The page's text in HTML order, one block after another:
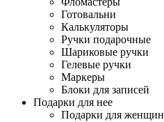
Готовальни
Калькуляторы
Ручки подарочные
Шариковые ручки
Гелевые ручки
Маркеры
Блоки для записей
Подарки для нее
Подарки для женщин